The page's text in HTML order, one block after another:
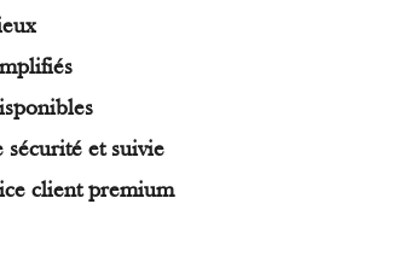
et suivie
client premium